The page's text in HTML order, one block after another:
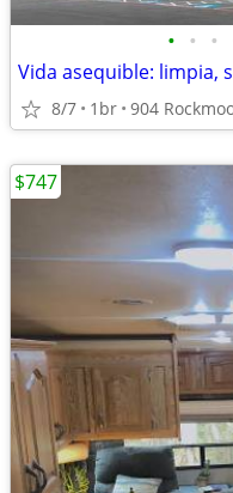
• • •
Vida asequible: limpia,
8/7 1br 904
$747